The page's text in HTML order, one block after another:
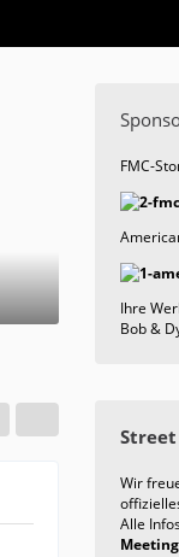
FMC-
Ihre
Bob &
Wir
Alle